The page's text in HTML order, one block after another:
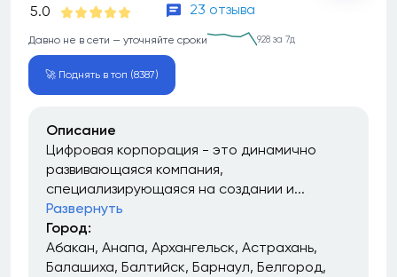
5.0 23 отзыва
Давно не в сети — уточняйте сроки 928 за 7д
🚀 Поднять в топ (8387)
Описание
Цифровая корпорация - это динамично
развивающаяся компания,
специализирующаяся на создании и...
Развернуть
Город:
Абакан Анапа Архангельск Астрахань
Балашиха Балтийск Барнаул Белгород